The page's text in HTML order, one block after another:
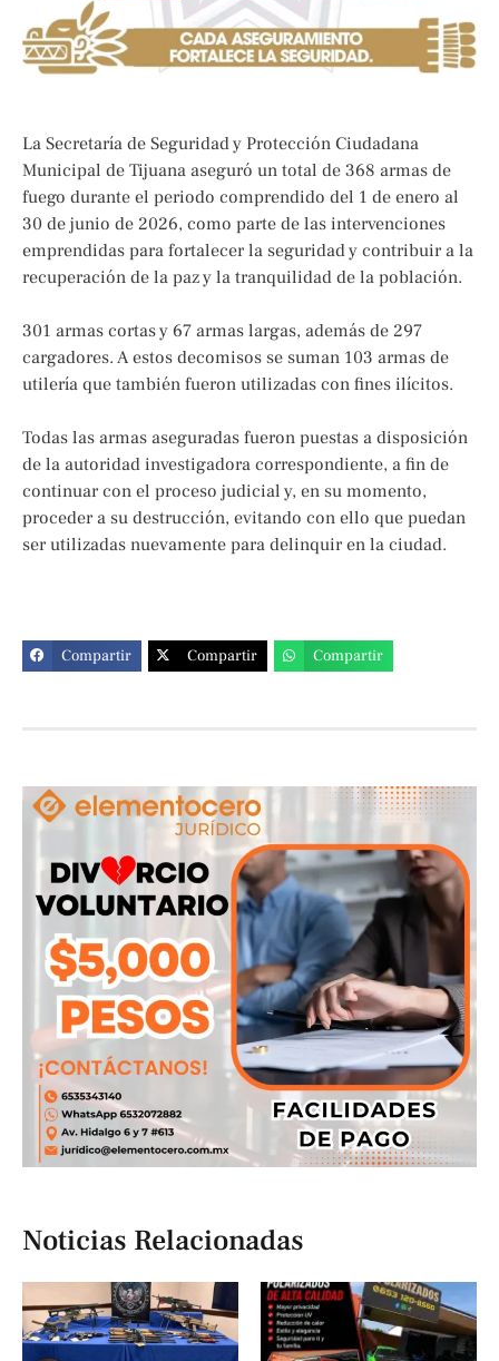
La Secretaría de Seguridad y Protección Ciudadana
Municipal de Tijuana aseguró un total de 368 armas de
fuego durante el periodo comprendido del 1 de enero al
30 de junio de 2026, como parte de las intervenciones
emprendidas para fortalecer la seguridad y contribuir a la
recuperación de la paz y la tranquilidad de la población.
301 armas cortas y 67 armas largas, además de 297
cargadores. A estos decomisos se suman 103 armas de
utilería que también fueron utilizadas con fines ilícitos.
Todas las armas aseguradas fueron puestas a disposición
de la autoridad investigadora correspondiente, a fin de
continuar con el proceso judicial y, en su momento,
proceder a su destrucción, evitando con ello que puedan
ser utilizadas nuevamente para delinquir en la ciudad.
Compartir Compartir Compartir
Noticias Relacionadas